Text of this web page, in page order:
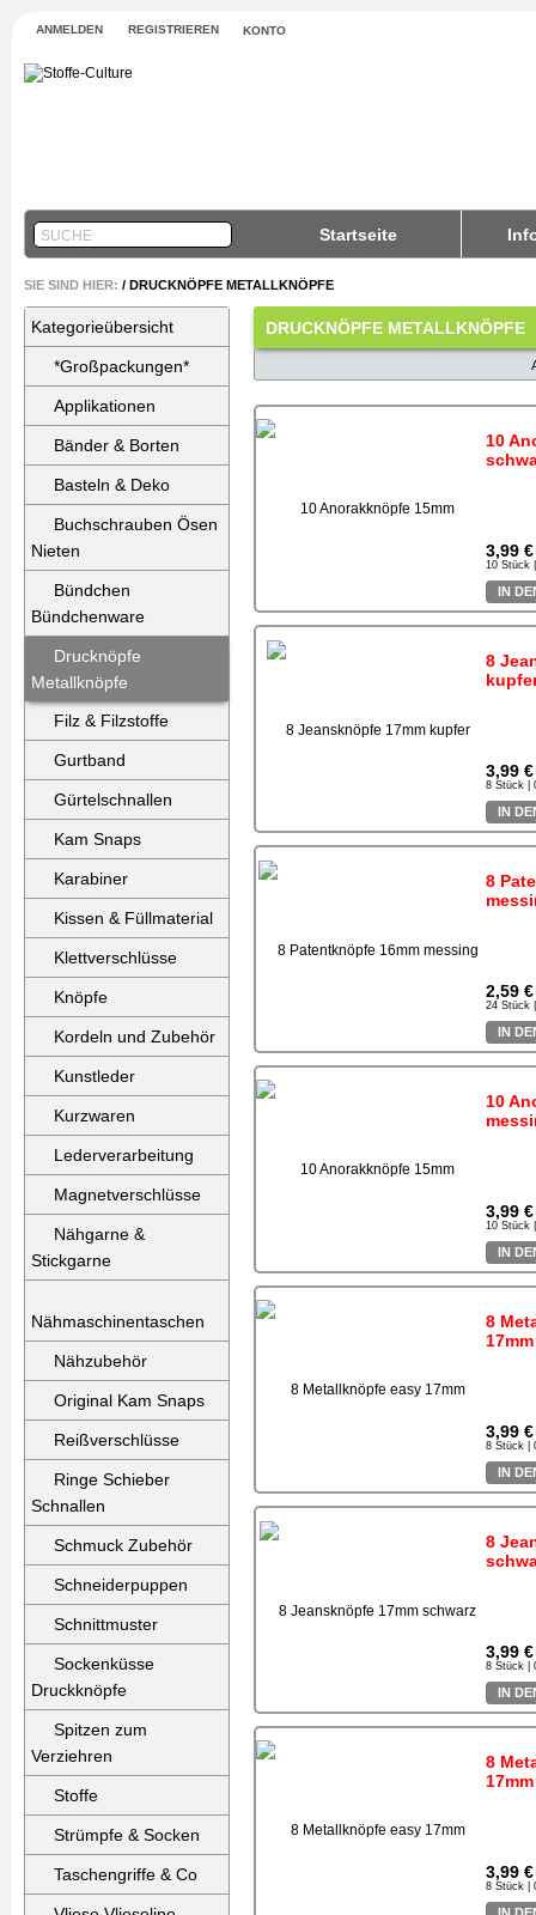
ANMELDEN REGISTRIEREN KONTO
Startseite
SUCHE
SIE SIND HIER: / DRUCKNÖPFE METALLKNÖPFE
Kategorieübersicht
*Großpackungen*
Applikationen
Bänder & Borten
Basteln & Deko
Buchschrauben Ösen
Nieten
Bündchen
Bündchenware
Drucknöpfe
Metallknöpfe
Filz & Filzstoffe
Gurtband
Gürtelschnallen
Kam Snaps
Karabiner
Kissen & Füllmaterial
Klettverschlüsse
Knöpfe
Kordeln und Zubehör
Kunstleder
Kurzwaren
Lederverarbeitung
Magnetverschlüsse
Nähgarne &
Stickgarne
Nähmaschinentaschen
Nähzubehör
Original Kam Snaps
Reißverschlüsse
Ringe Schieber
Schnallen
Schmuck Zubehör
Schneiderpuppen
Schnittmuster
Sockenküsse
Druckknöpfe
Spitzen zum
Verziehren
Stoffe
Strümpfe & Socken
Taschengriffe & Co
DRUCKNÖPFE METALLKNÖPFE
10
3,99 €
10 Stück
IN
8
3,99 €
8 Stück |
IN
8
2,59 €
24 Stück
IN
10
3,99 €
10 Stück
IN
8
3,99 €
8 Stück |
IN
8
3,99 €
8 Stück |
IN
8
3,99 €
8 Stück |